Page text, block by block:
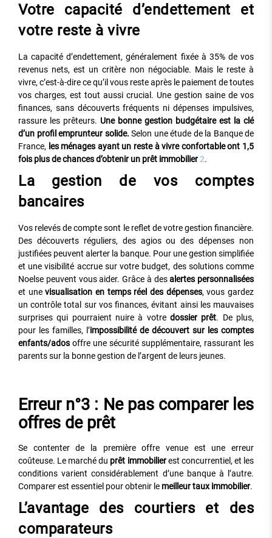
Votre capacité d’endettement et
votre reste à vivre
La capacité d’endettement, généralement fixée à 35% de vos
revenus nets, est un critère non négociable. Mais le reste à
vivre, c’est-à-dire ce qu’il vous reste après le paiement de toutes
vos charges, est tout aussi crucial. Une gestion saine de vos
finances, sans découverts fréquents ni dépenses impulsives,
rassure les prêteurs. Une bonne gestion budgétaire est la clé
d’un profil emprunteur solide. Selon une étude de la Banque de
France, les ménages ayant un reste à vivre confortable ont 1,5
fois plus de chances d’obtenir un prêt immobilier2.
La gestion de vos comptes
bancaires
Vos relevés de compte sont le reflet de votre gestion financière.
Des découverts réguliers, des agios ou des dépenses non
justifiées peuvent alerter la banque. Pour une gestion simplifiée
et une visibilité accrue sur votre budget, des solutions comme
Noelse peuvent vous aider. Grâce à desalertes personnalisées
et unevisualisation en temps réel des dépenses, vous gardez
un contrôle total sur vos finances, évitant ainsi les mauvaises
surprises qui pourraient nuire à votre dossier prêt. De plus,
pour les familles, l’impossibilité de découvert sur les comptes
enfants/ados offre une sécurité supplémentaire, rassurant les
parents sur la bonne gestion de l’argent de leurs jeunes.
Erreur n°3 : Ne pas comparer les
offres de prêt
Se contenter de la première offre venue est une erreur
coûteuse. Le marché du prêt immobilierest concurrentiel, et les
conditions varient considérablement d’une banque à l’autre.
Comparer est essentiel pour obtenir le meilleur taux immobilier.
L’avantage des courtiers et des
comparateurs